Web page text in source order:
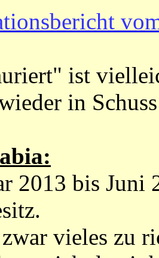
ist
in
2013 bis Juni
vieles zu